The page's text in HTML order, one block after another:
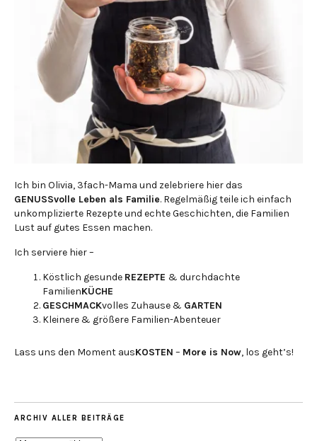
Ich bin Olivia, 3fach-Mama und zelebriere hier das
GENUSSvolle Leben als Familie. Regelmäßig teile ich einfach
unkomplizierte Rezepte und echte Geschichten, die Familien
Lust auf gutes Essen machen.
Ich serviere hier –
Köstlich gesunde REZEPTE & durchdachte
FamilienKÜCHE
GESCHMACKvolles Zuhause & GARTEN
Kleinere & größere Familien-Abenteuer
Lass uns den Moment ausKOSTEN – More is Now, los geht’s!
ARCHIV ALLER BEITRÄGE